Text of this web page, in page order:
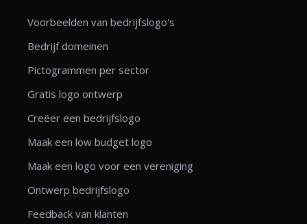
Voorbeelden van bedrijfslogo's
Bedrijf domeinen
Pictogrammen per sector
Gratis logo ontwerp
Creëer een bedrijfslogo
Maak een low budget logo
Maak een logo voor een vereniging
Ontwerp bedrijfslogo
Feedback van klanten